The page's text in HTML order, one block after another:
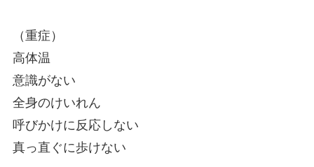
（重症）
高体温
意識がない
全身のけいれん
呼びかけに反応しない
真っ直ぐに歩けない